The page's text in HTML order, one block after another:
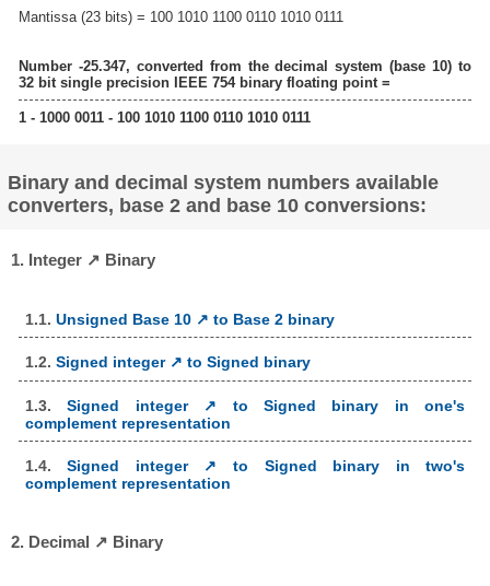
Mantissa (23 bits) = 100 1010 1100 0110 1010 0111
Number -25.347, converted from the decimal system (base 10) to
32 bit single precision IEEE 754 binary floating point =
1 - 1000 0011 - 100 1010 1100 0110 1010 0111
Binary and decimal system numbers available
converters, base 2 and base 10 conversions:
1. Integer ↗ Binary
1.1. Unsigned Base 10 ↗ to Base 2 binary
1.2. Signed integer ↗ to Signed binary
1.3.Signed integer ↗ to Signed binary in one's
complement representation
1.4.Signed integer ↗ to Signed binary in two's
complement representation
2. Decimal ↗ Binary